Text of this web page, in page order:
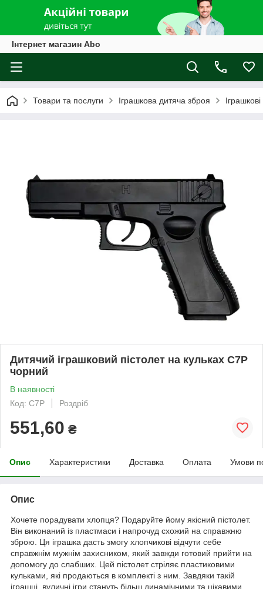
Інтернет магазин Abo
Товари та послуги Іграшкова дитяча зброя
Дитячий іграшковий пістолет на кульках C7P
чорний
В наявності
Код: C7P
Роздріб
551,60 ₴
Опис Характеристики Доставка Оплата Умови
Опис
Хочете порадувати хлопця? Подаруйте йому якісний пістолет.
Він виконаний із пластмаси і напрочуд схожий на справжню
зброю. Ця іграшка дасть змогу хлопчикові відчути себе
справжнім мужнім захисником, який завжди готовий прийти на
допомогу до слабших. Цей пістолет стріляє пластиковими
кульками, які продаються в комплекті з ним. Завдяки такій
іграшці, вуличні ігри стануть більш динамічними та цікавими.